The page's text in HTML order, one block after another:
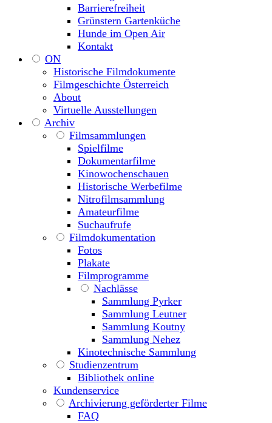
Barrierefreiheit
Grünstern Gartenküche
Hunde im Open Air
Kontakt
ON
Historische Filmdokumente
Filmgeschichte Österreich
About
Virtuelle Ausstellungen
Archiv
Filmsammlungen
Spielfilme
Dokumentarfilme
Kinowochenschauen
Historische Werbefilme
Nitrofilmsammlung
Amateurfilme
Suchaufrufe
Filmdokumentation
Fotos
Plakate
Filmprogramme
Nachlässe
Sammlung Pyrker
Sammlung Leutner
Sammlung Koutny
Sammlung Nehez
Kinotechnische Sammlung
Studienzentrum
Bibliothek online
Kundenservice
Archivierung geförderter Filme
FAQ